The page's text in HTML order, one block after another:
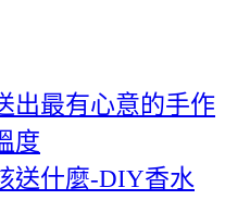
出最有心意的手作
度
送什麼-DIY香水